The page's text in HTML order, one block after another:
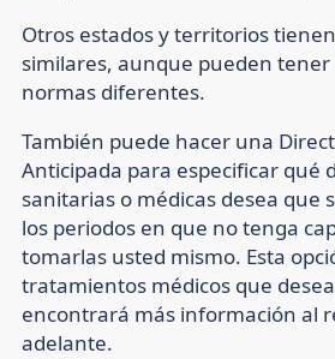
Otros estados y territorios
similares, aunque pueden
normas diferentes.
También puede hacer una
Anticipada para especificar qué
sanitarias o médicas desea que
los periodos en que no tenga
tomarlas usted mismo. Esta
tratamientos médicos que
encontrará más información al
adelante.